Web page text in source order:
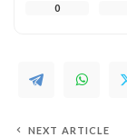
0
NEXT ARTICLE